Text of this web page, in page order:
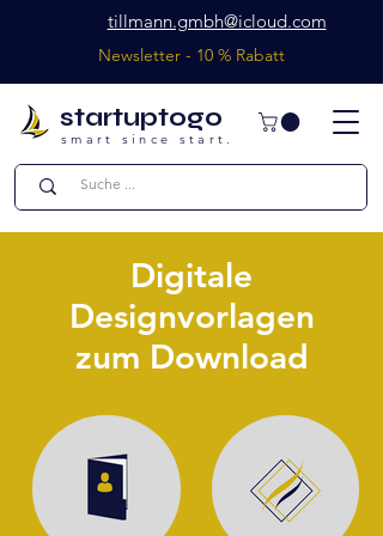
startuptogo
smart since start.
tillmann.gmbh@icloud.com
Newsletter - 10 % Rabatt
Digitale
Designvorlagen
zum Download